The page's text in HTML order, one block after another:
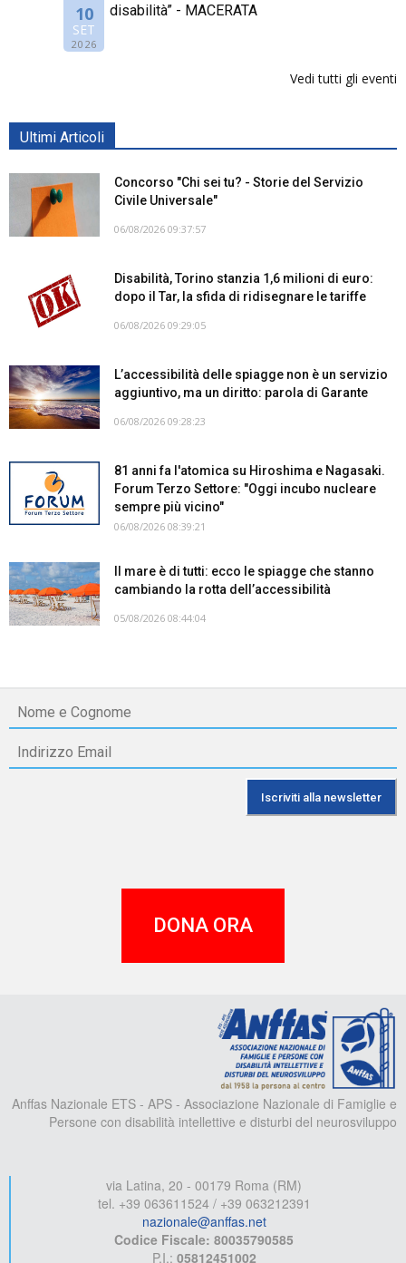
10
SET
2026
disabilità” - MACERATA
Vedi tutti gli eventi
Ultimi Articoli
Concorso "Chi sei tu? - Storie del Servizio
Civile Universale"
06/08/2026 09:37:57
Disabilità, Torino stanzia 1,6 milioni di euro:
dopo il Tar, la sfida di ridisegnare le tariffe
06/08/2026 09:29:05
L’accessibilità delle spiagge non è un servizio
aggiuntivo, ma un diritto: parola di Garante
06/08/2026 09:28:23
81 anni fa l'atomica su Hiroshima e Nagasaki.
Forum Terzo Settore: "Oggi incubo nucleare
sempre più vicino"
06/08/2026 08:39:21
Il mare è di tutti: ecco le spiagge che stanno
cambiando la rotta dell’accessibilità
05/08/2026 08:44:04
DONA ORA
Anffas Nazionale ETS - APS - Associazione Nazionale di Famiglie e
Persone con disabilità intellettive e disturbi del neurosviluppo
via Latina, 20 - 00179 Roma (RM)
tel. +39 063611524 / +39 063212391
nazionale@anffas.net
Codice Fiscale: 80035790585
P.I.: 05812451002